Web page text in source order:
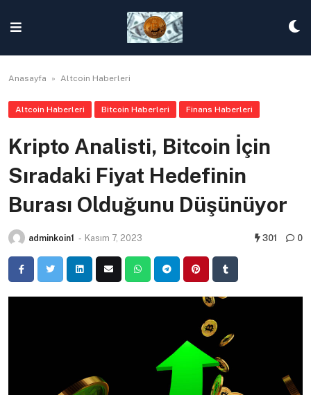
content
Anasayfa » Altcoin Haberleri
Altcoin Haberleri Bitcoin Haberleri Finans Haberleri
Kripto Analisti, Bitcoin İçin
Sıradaki Fiyat Hedefinin
Burası Olduğunu Düşünüyor
adminkoin1 - Kasım 7, 2023 301 0